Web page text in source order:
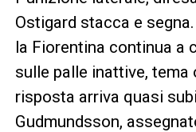
Ostigard stacca e
la Fiorentina continua a
sulle palle inattive, tema
risposta arriva quasi
Gudmundsson,